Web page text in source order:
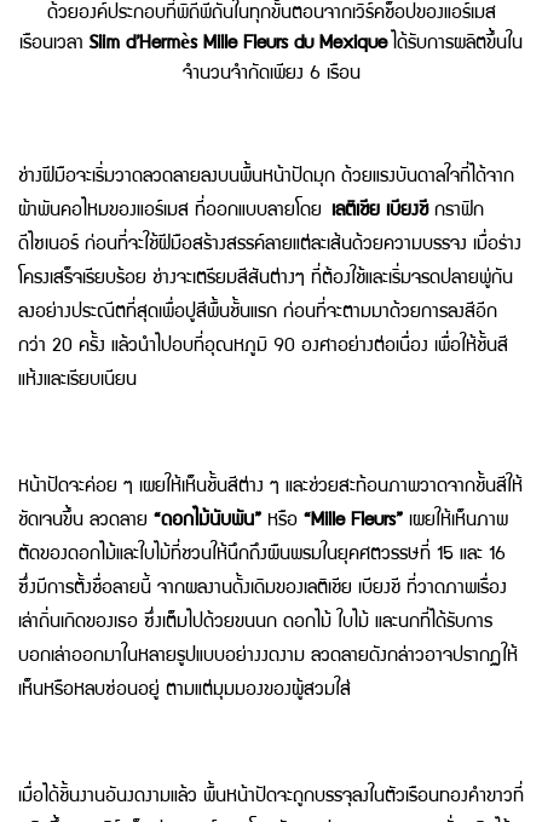
ด้วยองค์ประกอบที่พิถีพีถันในทุกขั้นตอนจากเวิร์คช็อปของแอร์เมส
เรือนเวลา Slim d’Hermès Mille Fleurs du Mexique ได้รับการผลิตขึ้นใน
จำนวนจำกัดเพียง 6 เรือน
ช่างฝีมือจะเริ่มวาดลวดลายลงบนพื้นหน้าปัดมุก ด้วยแรงบันดาลใจที่ได้จาก
ผ้าพันคอไหมของแอร์เมส ที่ออกแบบลายโดย เลติเชีย เบียงชีกราฟิก
ดีไซเนอร์ ก่อนที่จะใช้ฝีมือสร้างสรรค์ลายแต่ละเส้นด้วยความบรรจง เมื่อร่าง
โครงเสร็จเรียบร้อย ช่างจะเตรียมสีสันต่างๆ ที่ต้องใช้และเริ่มจรดปลายพู่กัน
ลงอย่างประณีตที่สุดเพื่อปูสีพื้นชั้นแรก ก่อนที่จะตามมาด้วยการลงสีอีก
กว่า 20 ครั้ง แล้วนำไปอบที่อุณหภูมิ 90 องศาอย่างต่อเนื่อง เพื่อให้ชั้นสี
แห้งและเรียบเนียน
หน้าปัดจะค่อย ๆ เผยให้เห็นชั้นสีต่าง ๆ และช่วยสะท้อนภาพวาดจากชั้นสีให้
ชัดเจนขึ้น ลวดลาย “ดอกไม้นับพัน” หรือ “Mille Fleurs” เผยให้เห็นภาพ
ตัดของดอกไม้และใบไม้ที่ชวนให้นึกถึงผืนพรมในยุคศตวรรษที่ 15 และ 16
ซึ่งมีการตั้งชื่อลายนี้ จากผลงานดั้งเดิมของเลติเชีย เบียงชี ที่วาดภาพเรื่อง
เล่าถิ่นเกิดของเธอ ซึ่งเต็มไปด้วยขนนก ดอกไม้ ใบไม้ และนกที่ได้รับการ
บอกเล่าออกมาในหลายรูปแบบอย่างงดงาม ลวดลายดังกล่าวอาจปรากฏให้
เห็นหรือหลบซ่อนอยู่ ตามแต่มุมมองของผู้สวมใส่
เมื่อได้ชิ้นงานอันงดงามแล้ว พื้นหน้าปัดจะถูกบรรจุลงในตัวเรือนทองคำขาวที่